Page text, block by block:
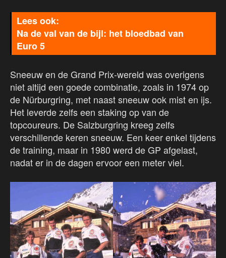
Na de val van de bijl: het bloedbad van
Euro 5
Sneeuw en de Grand Prix-wereld was overigens
niet altijd een goede combinatie, zoals in 1974 op
de Nürburgring, met naast sneeuw ook mist en ijs.
Het leverde zelfs een staking op van de
topcoureurs. De Salzburgring kreeg zelfs
verschillende keren sneeuw. Een keer enkel tijdens
de training, maar in 1980 werd de GP afgelast,
nadat er in de dagen ervoor een meter viel.